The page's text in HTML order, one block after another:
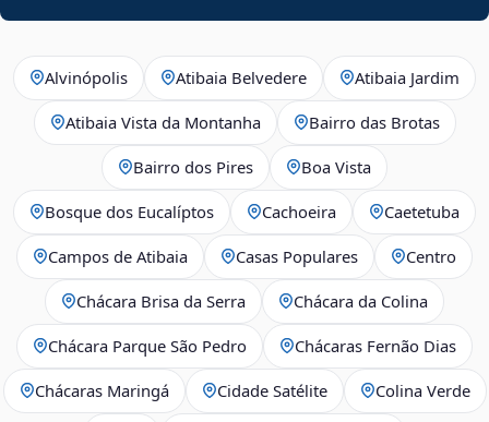
Alvinópolis Atibaia Belvedere Atibaia Jardim
Atibaia Vista da Montanha Bairro das Brotas
Bairro dos Pires Boa Vista
Bosque dos Eucalíptos Cachoeira Caetetuba
Campos de Atibaia Casas Populares Centro
Chácara Brisa da Serra Chácara da Colina
Chácara Parque São Pedro Chácaras Fernão Dias
Chácaras Maringá Cidade Satélite Colina Verde